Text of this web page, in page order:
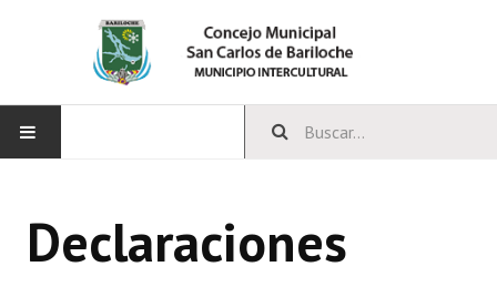
CONCEJO
Declaraciones